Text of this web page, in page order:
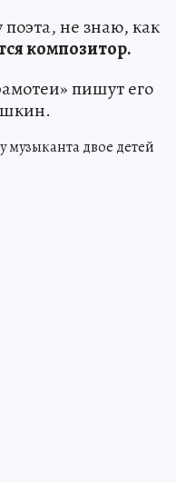
поэта, не знаю, как
композитор.
пишут его